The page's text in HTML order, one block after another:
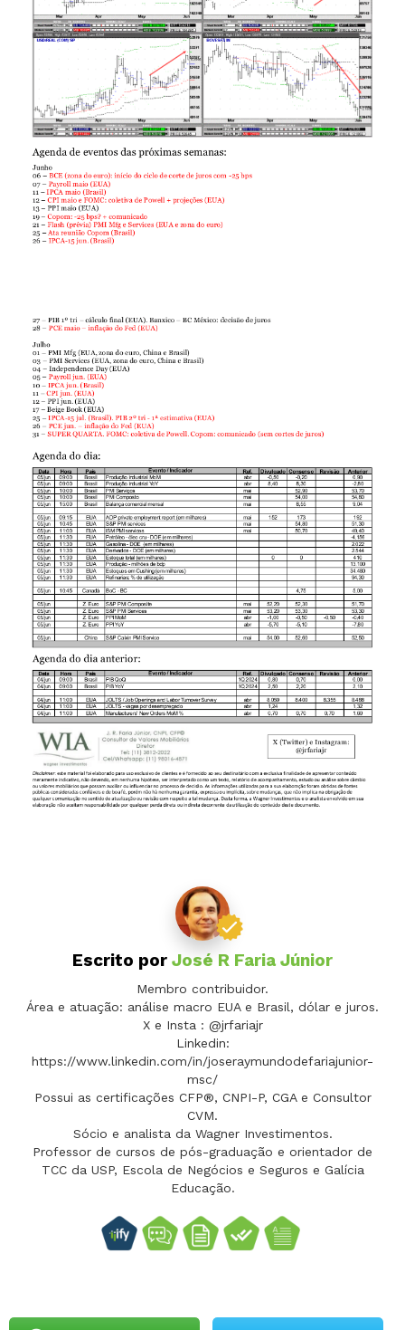
Escrito por José R Faria Júnior
Membro contribuidor.
Área e atuação: análise macro EUA e Brasil, dólar e juros.
X e Insta : @jrfariajr
Linkedin:
https://www.linkedin.com/in/joseraymundodefariajunior-
msc/
Possui as certificações CFP®, CNPI-P, CGA e Consultor
CVM.
Sócio e analista da Wagner Investimentos.
Professor de cursos de pós-graduação e orientador de
TCC da USP, Escola de Negócios e Seguros e Galícia
Educação.